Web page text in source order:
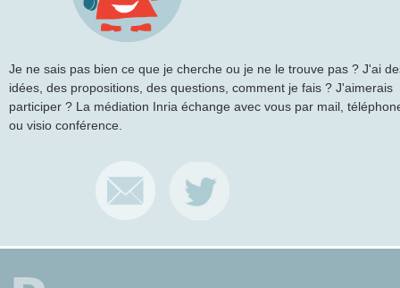
Je ne sais pas bien ce que je cherche ou je ne le trouve pas ? J'ai
idées, des propositions, des questions, comment je fais ? J'aimerais
participer ? La médiation Inria échange avec vous par mail,
ou visio conférence.